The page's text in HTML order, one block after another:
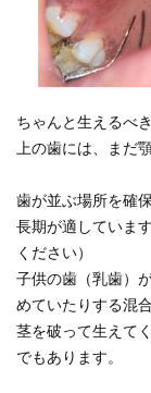
ちゃんと生えるべ
上の歯には、まだ
歯が並ぶ場所を確
長期が適していま
ください）
子供の歯（乳歯）
めていたりする混
茎を破って生えて
でもあります。